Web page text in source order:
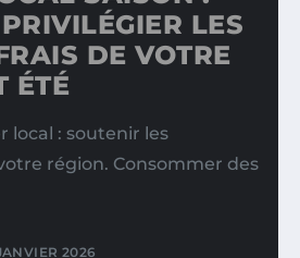
LES
DE VOTRE
ÉTÉ
local : soutenir les
région. Consommer des
2026